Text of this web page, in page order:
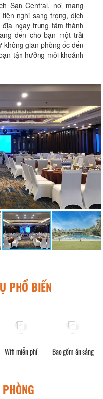
Sạn Central, nơi mang
nghi sang trọng, dịch
ngay trung tâm thành
đến cho bạn một trải
không gian phòng ốc đến
tận hưởng mỗi khoảnh
PHỔ BIẾN
Bao gồm ăn sáng Dịch vụ giặt ủi